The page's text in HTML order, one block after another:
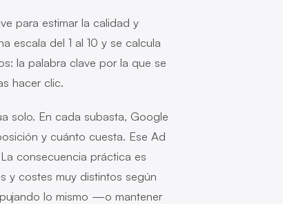
para estimar la calidad y
escala del 1 al 10 y se calcula
la palabra clave por la que se
hacer clic.
solo. En cada subasta, Google
y cuánto cuesta. Ese Ad
consecuencia práctica es
y costes muy distintos según
lo mismo —o mantener